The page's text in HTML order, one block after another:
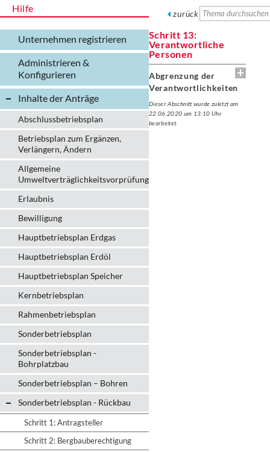
Hilfe
Unternehmen registrieren
Administrieren &
Konfigurieren
Inhalte der Anträge
Abschlussbetriebsplan
Betriebsplan zum Ergänzen,
Verlängern, Ändern
Allgemeine
Umweltverträglichkeitsvorprüfung
Erlaubnis
Bewilligung
Hauptbetriebsplan Erdgas
Hauptbetriebsplan Erdöl
Hauptbetriebsplan Speicher
Kernbetriebsplan
Rahmenbetriebsplan
Sonderbetriebsplan
Sonderbetriebsplan -
Bohrplatzbau
Sonderbetriebsplan – Bohren
Sonderbetriebsplan - Rückbau
Schritt 1: Antragsteller
Schritt 2: Bergbauberechtigung
zurück
Schritt 13:
Verantwortliche
Personen
Abgrenzung der
Verantwortlichkeiten
Dieser Abschnitt wurde zuletzt am
22.06.2020 um 13:10 Uhr
bearbeitet.